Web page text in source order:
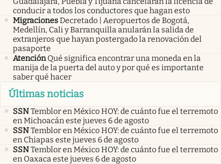
conducir a todos los conductores que hagan esto
MigracionesDecretado | Aeropuertos de Bogotá,
Medellín, Cali y Barranquilla anularán la salida de
extranjeros que hayan postergado la renovación del
pasaporte
Atención Qué significa encontrar una moneda en la
manija de la puerta del auto y por qué es importante
saber qué hacer
Últimas noticias
SSNTemblor en México HOY: de cuánto fue el terremoto
en Michoacán este jueves 6 de agosto
SSNTemblor en México HOY: de cuánto fue el terremoto
en Chiapas este jueves 6 de agosto
SSNTemblor en México HOY: de cuánto fue el terremoto
en Oaxaca este jueves 6 de agosto